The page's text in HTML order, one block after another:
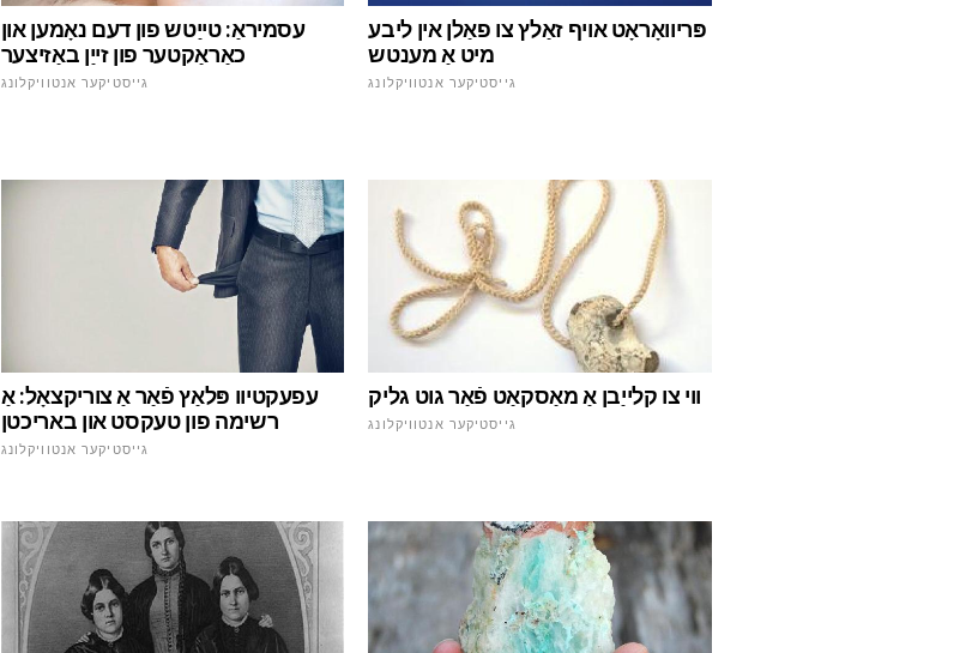
עסמיראַ: טייַטש פון דעם נאָמען און
כאַראַקטער פון זייַן באַזיצער
גייסטיקער אנטוויקלונג
פּריוואָראָט אויף זאַלץ צו פאַלן אין ליבע
מיט אַ מענטש
גייסטיקער אנטוויקלונג
עפעקטיוו פּלאַץ פֿאַר אַ צוריקצאָל: אַ
רשימה פון טעקסט און באריכטן
גייסטיקער אנטוויקלונג
ווי צו קלייַבן אַ מאַסקאַט פֿאַר גוט גליק
גייסטיקער אנטוויקלונג